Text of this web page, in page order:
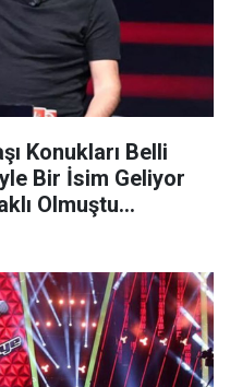
Konukları Belli
Bir İsim Geliyor
Olmuştu…